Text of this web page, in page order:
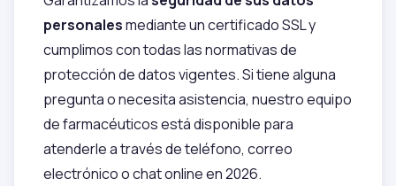
personalesmediante un certificado SSL y
cumplimos con todas las normativas de
protección de datos vigentes. Si tiene alguna
pregunta o necesita asistencia, nuestro equipo
de farmacéuticos está disponible para
atenderle a través de teléfono, correo
electrónico o chat online en 2026.